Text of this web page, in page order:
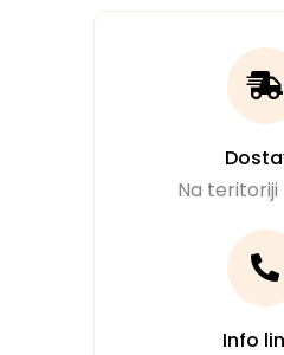
Na teritoriji
Info